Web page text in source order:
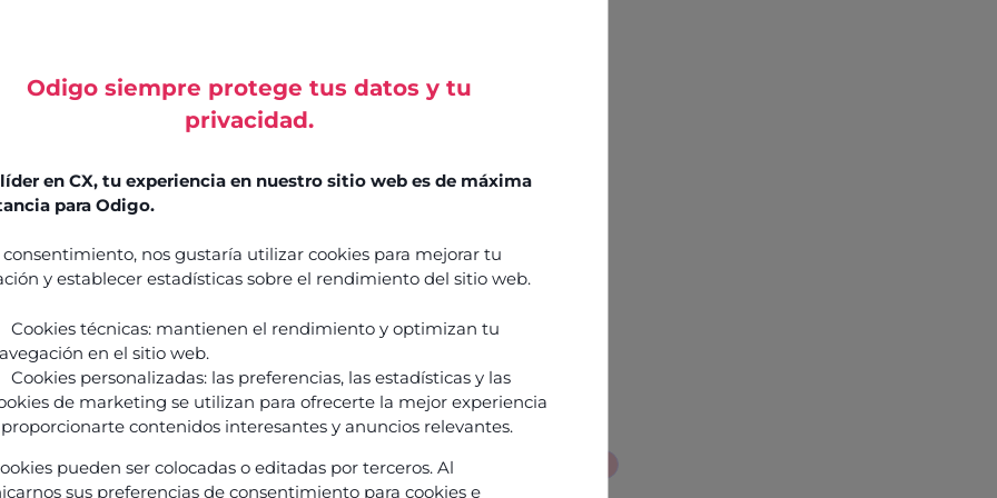
Odigo siempre protege tus datos y tu
privacidad.
en CX, tu experiencia en nuestro sitio web es de máxima
para Odigo.
nos gustaría utilizar cookies para mejorar tu
y establecer estadísticas sobre el rendimiento del sitio web.
Cookies técnicas: mantienen el rendimiento y optimizan tu
en el sitio web.
Cookies personalizadas: las preferencias, las estadísticas y las
de marketing se utilizan para ofrecerte la mejor experiencia
contenidos interesantes y anuncios relevantes.
pueden ser colocadas o editadas por terceros. Al
sus preferencias de consentimiento para cookies e
Stories
blancs
& webinars
Podcasts
Comment
l’Agentic
AI
l’expérience
transforme
équipes
?
Découvrir